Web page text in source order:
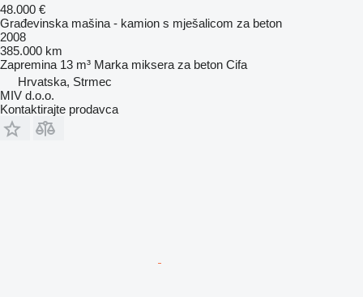
48.000 €
Građevinska mašina - kamion s mješalicom za beton
2008
385.000 km
Zapremina 13 m³ Marka miksera za beton Cifa
Hrvatska, Strmec
MIV d.o.o.
Kontaktirajte prodavca